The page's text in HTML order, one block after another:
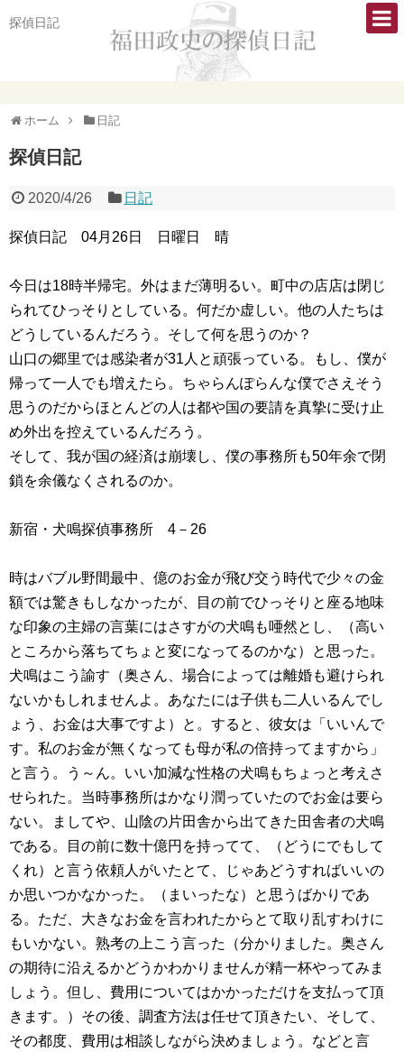
探偵日記
ホーム 日記
探偵日記
2020/4/26 日記
探偵日記 04月26日 日曜日 晴
今日は18時半帰宅。外はまだ薄明るい。町中の店店は閉じ
られてひっそりとしている。何だか虚しい。他の人たちは
どうしているんだろう。そして何を思うのか？
山口の郷里では感染者が31人と頑張っている。もし、僕が
帰って一人でも増えたら。ちゃらんぽらんな僕でさえそう
思うのだからほとんどの人は都や国の要請を真摯に受け止
め外出を控えているんだろう。
そして、我が国の経済は崩壊し、僕の事務所も50年余で閉
鎖を余儀なくされるのか。
新宿・犬鳴探偵事務所 4－26
時はバブル野間最中、億のお金が飛び交う時代で少々の金
額では驚きもしなかったが、目の前でひっそりと座る地味
な印象の主婦の言葉にはさすがの犬鳴も唖然とし、（高い
ところから落ちてちょと変になってるのかな）と思った。
犬鳴はこう諭す（奥さん、場合によっては離婚も避けられ
ないかもしれませんよ。あなたには子供も二人いるんでし
ょう、お金は大事ですよ）と。すると、彼女は「いいんで
す。私のお金が無くなっても母が私の倍持ってますから」
と言う。う～ん。いい加減な性格の犬鳴もちょっと考えさ
せられた。当時事務所はかなり潤っていたのでお金は要ら
ない。ましてや、山陰の片田舎から出てきた田舎者の犬鳴
である。目の前に数十億円を持ってて、（どうにでもして
くれ）と言う依頼人がいたとて、じゃあどうすればいいの
か思いつかなかった。（まいったな）と思うばかりであ
る。ただ、大きなお金を言われたからとて取り乱すわけに
もいかない。熟考の上こう言った（分かりました。奥さん
の期待に沿えるかどうかわかりませんが精一杯やってみま
しょう。但し、費用についてはかかっただけを支払って頂
きます。）その後、調査方法は任せて頂きたい、そして、
その都度、費用は相談しながら決めましょう。などと言